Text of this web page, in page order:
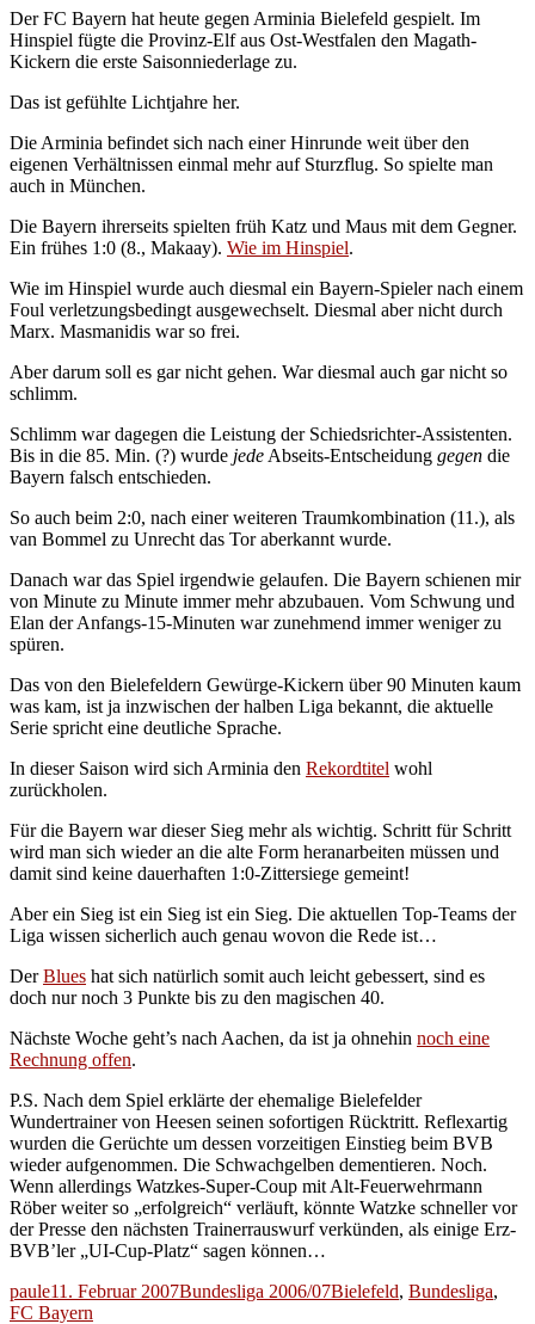
Der FC Bayern hat heute gegen Arminia Bielefeld gespielt. Im
Hinspiel fügte die Provinz-Elf aus Ost-Westfalen den Magath-
Kickern die erste Saisonniederlage zu.
Das ist gefühlte Lichtjahre her.
Die Arminia befindet sich nach einer Hinrunde weit über den
eigenen Verhältnissen einmal mehr auf Sturzflug. So spielte man
auch in München.
Die Bayern ihrerseits spielten früh Katz und Maus mit dem Gegner.
Ein frühes 1:0 (8., Makaay). Wie im Hinspiel.
Wie im Hinspiel wurde auch diesmal ein Bayern-Spieler nach einem
Foul verletzungsbedingt ausgewechselt. Diesmal aber nicht durch
Marx. Masmanidis war so frei.
Aber darum soll es gar nicht gehen. War diesmal auch gar nicht so
schlimm.
Schlimm war dagegen die Leistung der Schiedsrichter-Assistenten.
Bis in die 85. Min. (?) wurde jede Abseits-Entscheidung gegen die
Bayern falsch entschieden.
So auch beim 2:0, nach einer weiteren Traumkombination (11.), als
van Bommel zu Unrecht das Tor aberkannt wurde.
Danach war das Spiel irgendwie gelaufen. Die Bayern schienen mir
von Minute zu Minute immer mehr abzubauen. Vom Schwung und
Elan der Anfangs-15-Minuten war zunehmend immer weniger zu
spüren.
Das von den Bielefeldern Gewürge-Kickern über 90 Minuten kaum
was kam, ist ja inzwischen der halben Liga bekannt, die aktuelle
Serie spricht eine deutliche Sprache.
In dieser Saison wird sich Arminia den Rekordtitel wohl
zurückholen.
Für die Bayern war dieser Sieg mehr als wichtig. Schritt für Schritt
wird man sich wieder an die alte Form heranarbeiten müssen und
damit sind keine dauerhaften 1:0-Zittersiege gemeint!
Aber ein Sieg ist ein Sieg ist ein Sieg. Die aktuellen Top-Teams der
Liga wissen sicherlich auch genau wovon die Rede ist…
DerBlues hat sich natürlich somit auch leicht gebessert, sind es
doch nur noch 3 Punkte bis zu den magischen 40.
Nächste Woche geht’s nach Aachen, da ist ja ohnehin noch eine
Rechnung offen.
P.S. Nach dem Spiel erklärte der ehemalige Bielefelder
Wundertrainer von Heesen seinen sofortigen Rücktritt. Reflexartig
wurden die Gerüchte um dessen vorzeitigen Einstieg beim BVB
wieder aufgenommen. Die Schwachgelben dementieren. Noch.
Wenn allerdings Watzkes-Super-Coup mit Alt-Feuerwehrmann
Röber weiter so „erfolgreich“ verläuft, könnte Watzke schneller vor
der Presse den nächsten Trainerrauswurf verkünden, als einige Erz-
BVB’ler „UI-Cup-Platz“ sagen können…
Autor
pauleVeröffentlicht
am
11. Februar 2007Kategorien
Bundesliga 2006/07Schlagwörter
Bielefeld, Bundesliga,
FC Bayern